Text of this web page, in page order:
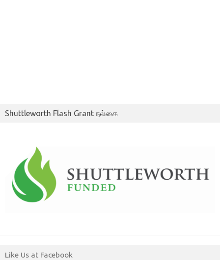
Shuttleworth Flash Grant நல்கை
Like Us at Facebook